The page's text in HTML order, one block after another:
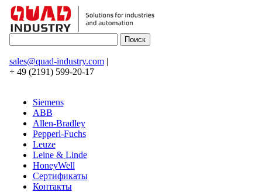
sales@quad-industry.com|
+ 49 (2191) 599-20-17
Siemens
ABB
Allen-Bradley
Pepperl-Fuchs
Leuze
Leine & Linde
HoneyWell
Сертификаты
Контакты